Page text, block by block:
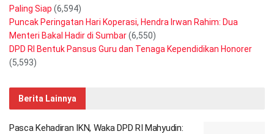
Paling Siap (6,594)
Puncak Peringatan Hari Koperasi, Hendra Irwan Rahim: Dua
Menteri Bakal Hadir di Sumbar(6,550)
DPD RI Bentuk Pansus Guru dan Tenaga Kependidikan Honorer
(5,593)
Berita Lainnya
Pasca Kehadiran IKN, Waka DPD RI Mahyudin: